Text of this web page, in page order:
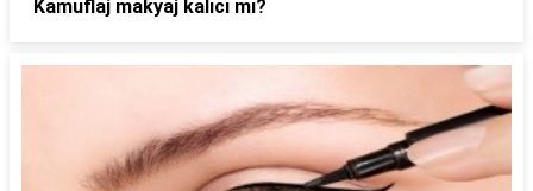
Kamuflaj makyaj kalıcı mı?